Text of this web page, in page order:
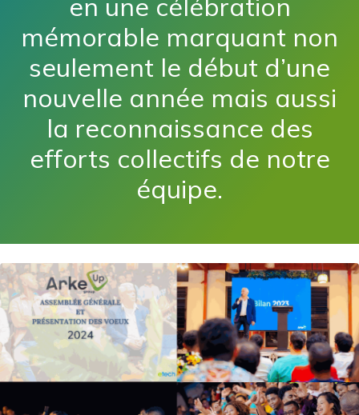
en une célébration
mémorable marquant non
seulement le début d’une
nouvelle année mais aussi
la reconnaissance des
efforts collectifs de notre
équipe.